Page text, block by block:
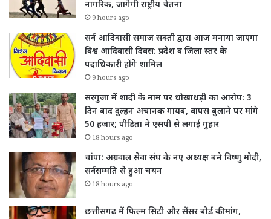
नागरिक, जागेगी राष्ट्रीय चेतना
9 hours ago
सर्व आदिवासी समाज सक्ती द्वारा आज मनाया जाएगा
विश्व आदिवासी दिवस: प्रदेश व जिला स्तर के
पदाधिकारी होंगे शामिल
9 hours ago
सरगुजा में शादी के नाम पर धोखाधड़ी का आरोप: 3
दिन बाद दुल्हन अचानक गायब, वापस बुलाने पर मांगे
50 हजार; पीड़िता ने एसपी से लगाई गुहार
18 hours ago
चांपा: अग्रवाल सेवा संघ के नए अध्यक्ष बने विष्णु मोदी,
सर्वसम्मति से हुआ चयन
18 hours ago
छत्तीसगढ़ में फिल्म सिटी और सेंसर बोर्ड की मांग,